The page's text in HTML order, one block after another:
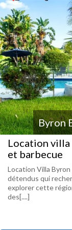
Byron
Location villa
et barbecue
Location Villa
détendus qui
explorer cette
des[....]